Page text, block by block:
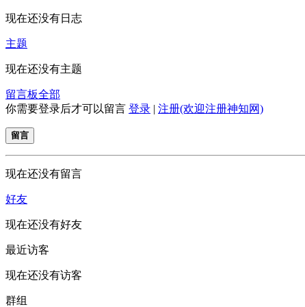
现在还没有日志
主题
现在还没有主题
留言板全部
你需要登录后才可以留言 登录 | 注册(欢迎注册神知网)
留言
现在还没有留言
好友
现在还没有好友
最近访客
现在还没有访客
群组